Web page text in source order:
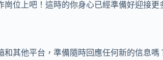
崗位上吧！這時的你身心已經準備好迎接更
和其他平台，準備隨時回應任何新的信息